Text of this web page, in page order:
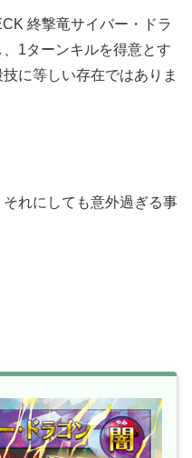
終撃竜サイバー・ドラ
1ターンキルを得意とす
に等しい存在ではありま
れにしても意外過ぎる事